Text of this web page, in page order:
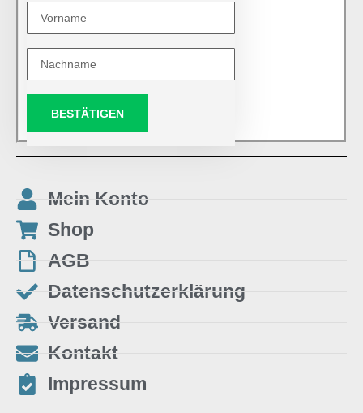
BESTÄTIGEN
Mein Konto
Shop
AGB
Datenschutzerklärung
Versand
Kontakt
Impressum